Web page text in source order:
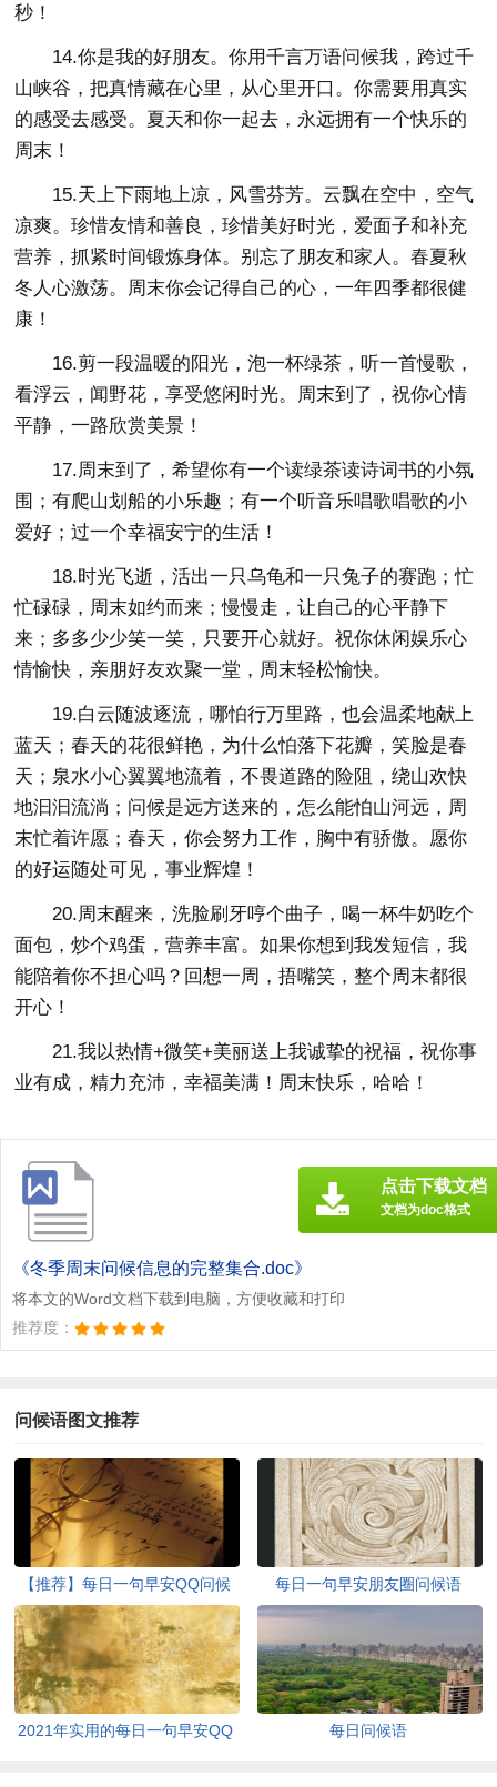
秒！
14.你是我的好朋友。你用千言万语问候我，跨过千
山峡谷，把真情藏在心里，从心里开口。你需要用真实
的感受去感受。夏天和你一起去，永远拥有一个快乐的
周末！
15.天上下雨地上凉，风雪芬芳。云飘在空中，空气
凉爽。珍惜友情和善良，珍惜美好时光，爱面子和补充
营养，抓紧时间锻炼身体。别忘了朋友和家人。春夏秋
冬人心激荡。周末你会记得自己的心，一年四季都很健
康！
16.剪一段温暖的阳光，泡一杯绿茶，听一首慢歌，
看浮云，闻野花，享受悠闲时光。周末到了，祝你心情
平静，一路欣赏美景！
17.周末到了，希望你有一个读绿茶读诗词书的小氛
围；有爬山划船的小乐趣；有一个听音乐唱歌唱歌的小
爱好；过一个幸福安宁的生活！
18.时光飞逝，活出一只乌龟和一只兔子的赛跑；忙
忙碌碌，周末如约而来；慢慢走，让自己的心平静下
来；多多少少笑一笑，只要开心就好。祝你休闲娱乐心
情愉快，亲朋好友欢聚一堂，周末轻松愉快。
19.白云随波逐流，哪怕行万里路，也会温柔地献上
蓝天；春天的花很鲜艳，为什么怕落下花瓣，笑脸是春
天；泉水小心翼翼地流着，不畏道路的险阻，绕山欢快
地汩汩流淌；问候是远方送来的，怎么能怕山河远，周
末忙着许愿；春天，你会努力工作，胸中有骄傲。愿你
的好运随处可见，事业辉煌！
20.周末醒来，洗脸刷牙哼个曲子，喝一杯牛奶吃个
面包，炒个鸡蛋，营养丰富。如果你想到我发短信，我
能陪着你不担心吗？回想一周，捂嘴笑，整个周末都很
开心！
21.我以热情+微笑+美丽送上我诚挚的祝福，祝你事
业有成，精力充沛，幸福美满！周末快乐，哈哈！
《冬季周末问候信息的完整集合.doc》
将本文的Word文档下载到电脑，方便收藏和打印
推荐度：
点击下载文档
文档为doc格式
问候语图文推荐
【推荐】每日一句早安QQ问候
语摘录38条
每日一句早安朋友圈问候语
2021年实用的每日一句早安QQ
每日问候语